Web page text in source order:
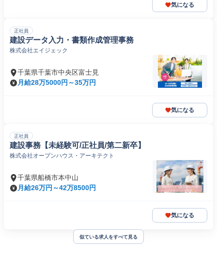
気になる
正社員
建設データ入力・書類作成管理事務
株式会社エイジェック
千葉県千葉市中央区富士見
月給28万5000円～35万円
気になる
正社員
建設事務【未経験可/正社員/第二新卒】
株式会社オープンハウス・アーキテクト
千葉県船橋市本中山
月給26万円～42万8500円
気になる
似ている求人をすべて見る